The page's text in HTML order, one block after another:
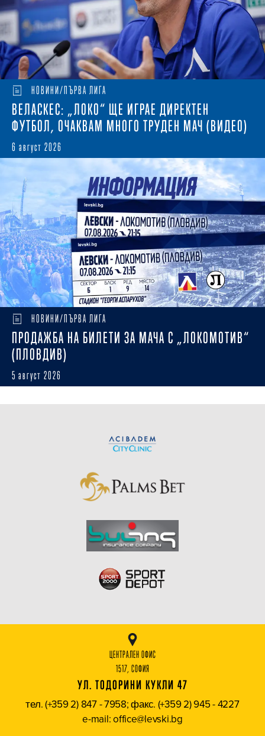
НОВИНИ/ПЪРВА ЛИГА
ВЕЛАСКЕС: „ЛОКО“ ЩЕ ИГРАЕ ДИРЕКТЕН
ФУТБОЛ, ОЧАКВАМ МНОГО ТРУДЕН МАЧ (ВИДЕО)
6 август 2026
НОВИНИ/ПЪРВА ЛИГА
ПРОДАЖБА НА БИЛЕТИ ЗА МАЧА С „ЛОКОМОТИВ“
(ПЛОВДИВ)
5 август 2026
ЦЕНТРАЛЕН ОФИС
1517, СОФИЯ
УЛ. ТОДОРИНИ КУКЛИ 47
тел. (+359 2) 847 - 7958; факс. (+359 2) 945 - 4227
e-mail: office@levski.bg